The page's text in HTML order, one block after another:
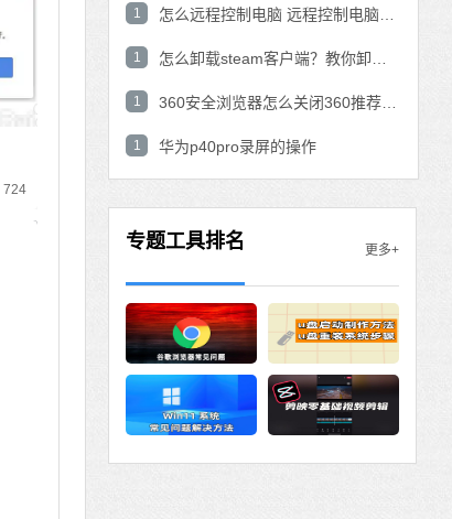
724
1
1
1
1 华为p40pro录屏的操作
专题工具排名 更多+